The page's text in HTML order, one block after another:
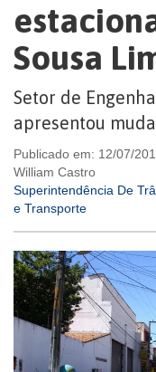
Sousa
Setor de
apresentou
Publicado em: 12/07/
William Castro
Superintendência De
e Transporte